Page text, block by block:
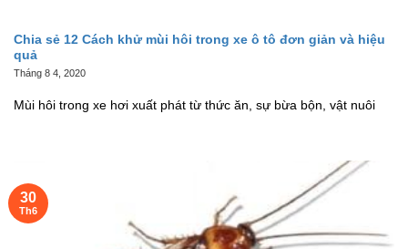
Chia sẻ 12 Cách khử mùi hôi trong xe ô tô đơn giản và hiệu
quả
Tháng 8 4, 2020
Mùi hôi trong xe hơi xuất phát từ thức ăn, sự bừa bộn, vật nuôi
30
Th6